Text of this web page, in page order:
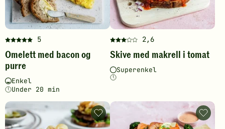
5
Denne
oppskriften
har
fått
5
5
stjerner.
Omelett med bacon og
purre
Vanskelighetsgrad
Enkel
Tilberedningstid
Under 20 min
legg
favoritter
2,6
Denne
oppskriften
har
fått
5
stjerner.
Skive med makrell i tomat
Vanskelighetsgrad
Superenkel
Tilberedningstid
legg
Karbonadesmørbrød
-
med